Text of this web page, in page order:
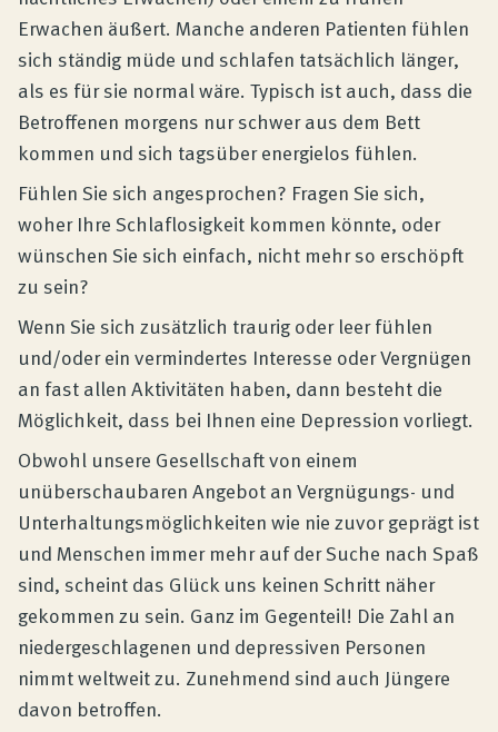
Kontakt
Magazin
Erwachen äußert. Manche anderen Patienten fühlen
sich ständig müde und schlafen tatsächlich länger,
als es für sie normal wäre. Typisch ist auch, dass die
Betroffenen morgens nur schwer aus dem Bett
kommen und sich tagsüber energielos fühlen.
Fühlen Sie sich angesprochen? Fragen Sie sich,
woher Ihre Schlaflosigkeit kommen könnte, oder
wünschen Sie sich einfach, nicht mehr so erschöpft
zu sein?
Wenn Sie sich zusätzlich traurig oder leer fühlen
und/oder ein vermindertes Interesse oder Vergnügen
an fast allen Aktivitäten haben, dann besteht die
Möglichkeit, dass bei Ihnen eine Depression vorliegt.
Obwohl unsere Gesellschaft von einem
unüberschaubaren Angebot an Vergnügungs- und
Unterhaltungsmöglichkeiten wie nie zuvor geprägt ist
und Menschen immer mehr auf der Suche nach Spaß
sind, scheint das Glück uns keinen Schritt näher
gekommen zu sein. Ganz im Gegenteil! Die Zahl an
niedergeschlagenen und depressiven Personen
nimmt weltweit zu. Zunehmend sind auch Jüngere
davon betroffen.